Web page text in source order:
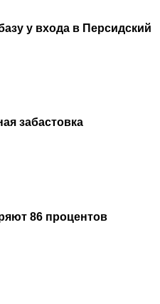
у входа в Персидский
забастовка
86 процентов